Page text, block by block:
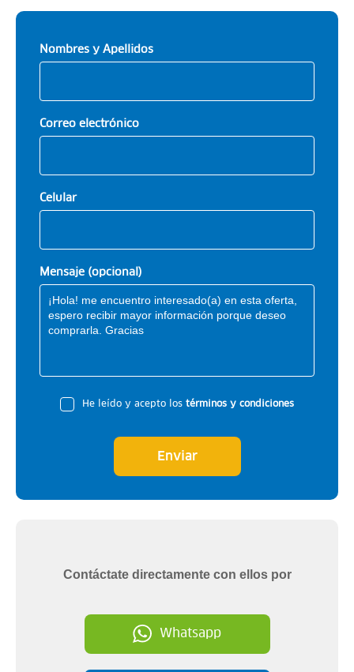
Nombres y Apellidos
Correo electrónico
Celular
Mensaje (opcional)
He leído y acepto los términos y condiciones
Enviar
Contáctate directamente con ellos por
Whatsapp